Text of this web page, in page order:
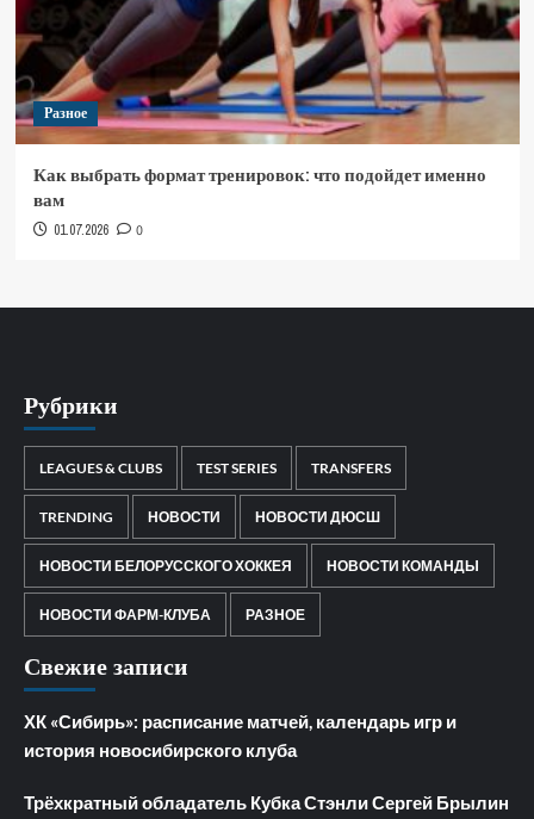
Разное
Как выбрать формат тренировок: что подойдет именно
вам
01.07.2026 0
Рубрики
LEAGUES & CLUBS TEST SERIES TRANSFERS
TRENDING НОВОСТИ НОВОСТИ ДЮСШ
НОВОСТИ БЕЛОРУССКОГО ХОККЕЯ НОВОСТИ КОМАНДЫ
НОВОСТИ ФАРМ-КЛУБА РАЗНОЕ
Свежие записи
ХК «Сибирь»: расписание матчей, календарь игр и
история новосибирского клуба
Трёхкратный обладатель Кубка Стэнли Сергей Брылин